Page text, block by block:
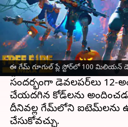
ఈ గేమ్ గూగుల్ ప్లే స్టోర్‌లో 100 మిలియన్
ఈ వార్తాకథనం ఏంటి
Garena సెప్టెంబర్ 2021లో
మాక్స్ ని విడుదల చేసింది.
స్టోర్‌లో 100 మిలియన్
సందర్భంగా డెవలపర్‌లు 12-
చేయదగిన కోడ్‌లను
దీనివల్ల గేమ్‌లోని ఐటెమ్‌లను
చేసుకోవచ్చు.